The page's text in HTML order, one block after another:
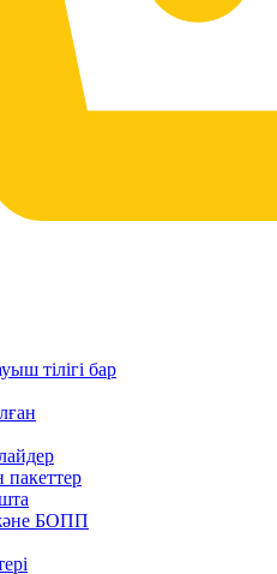
тілігі бар
пакеттер
БОПП